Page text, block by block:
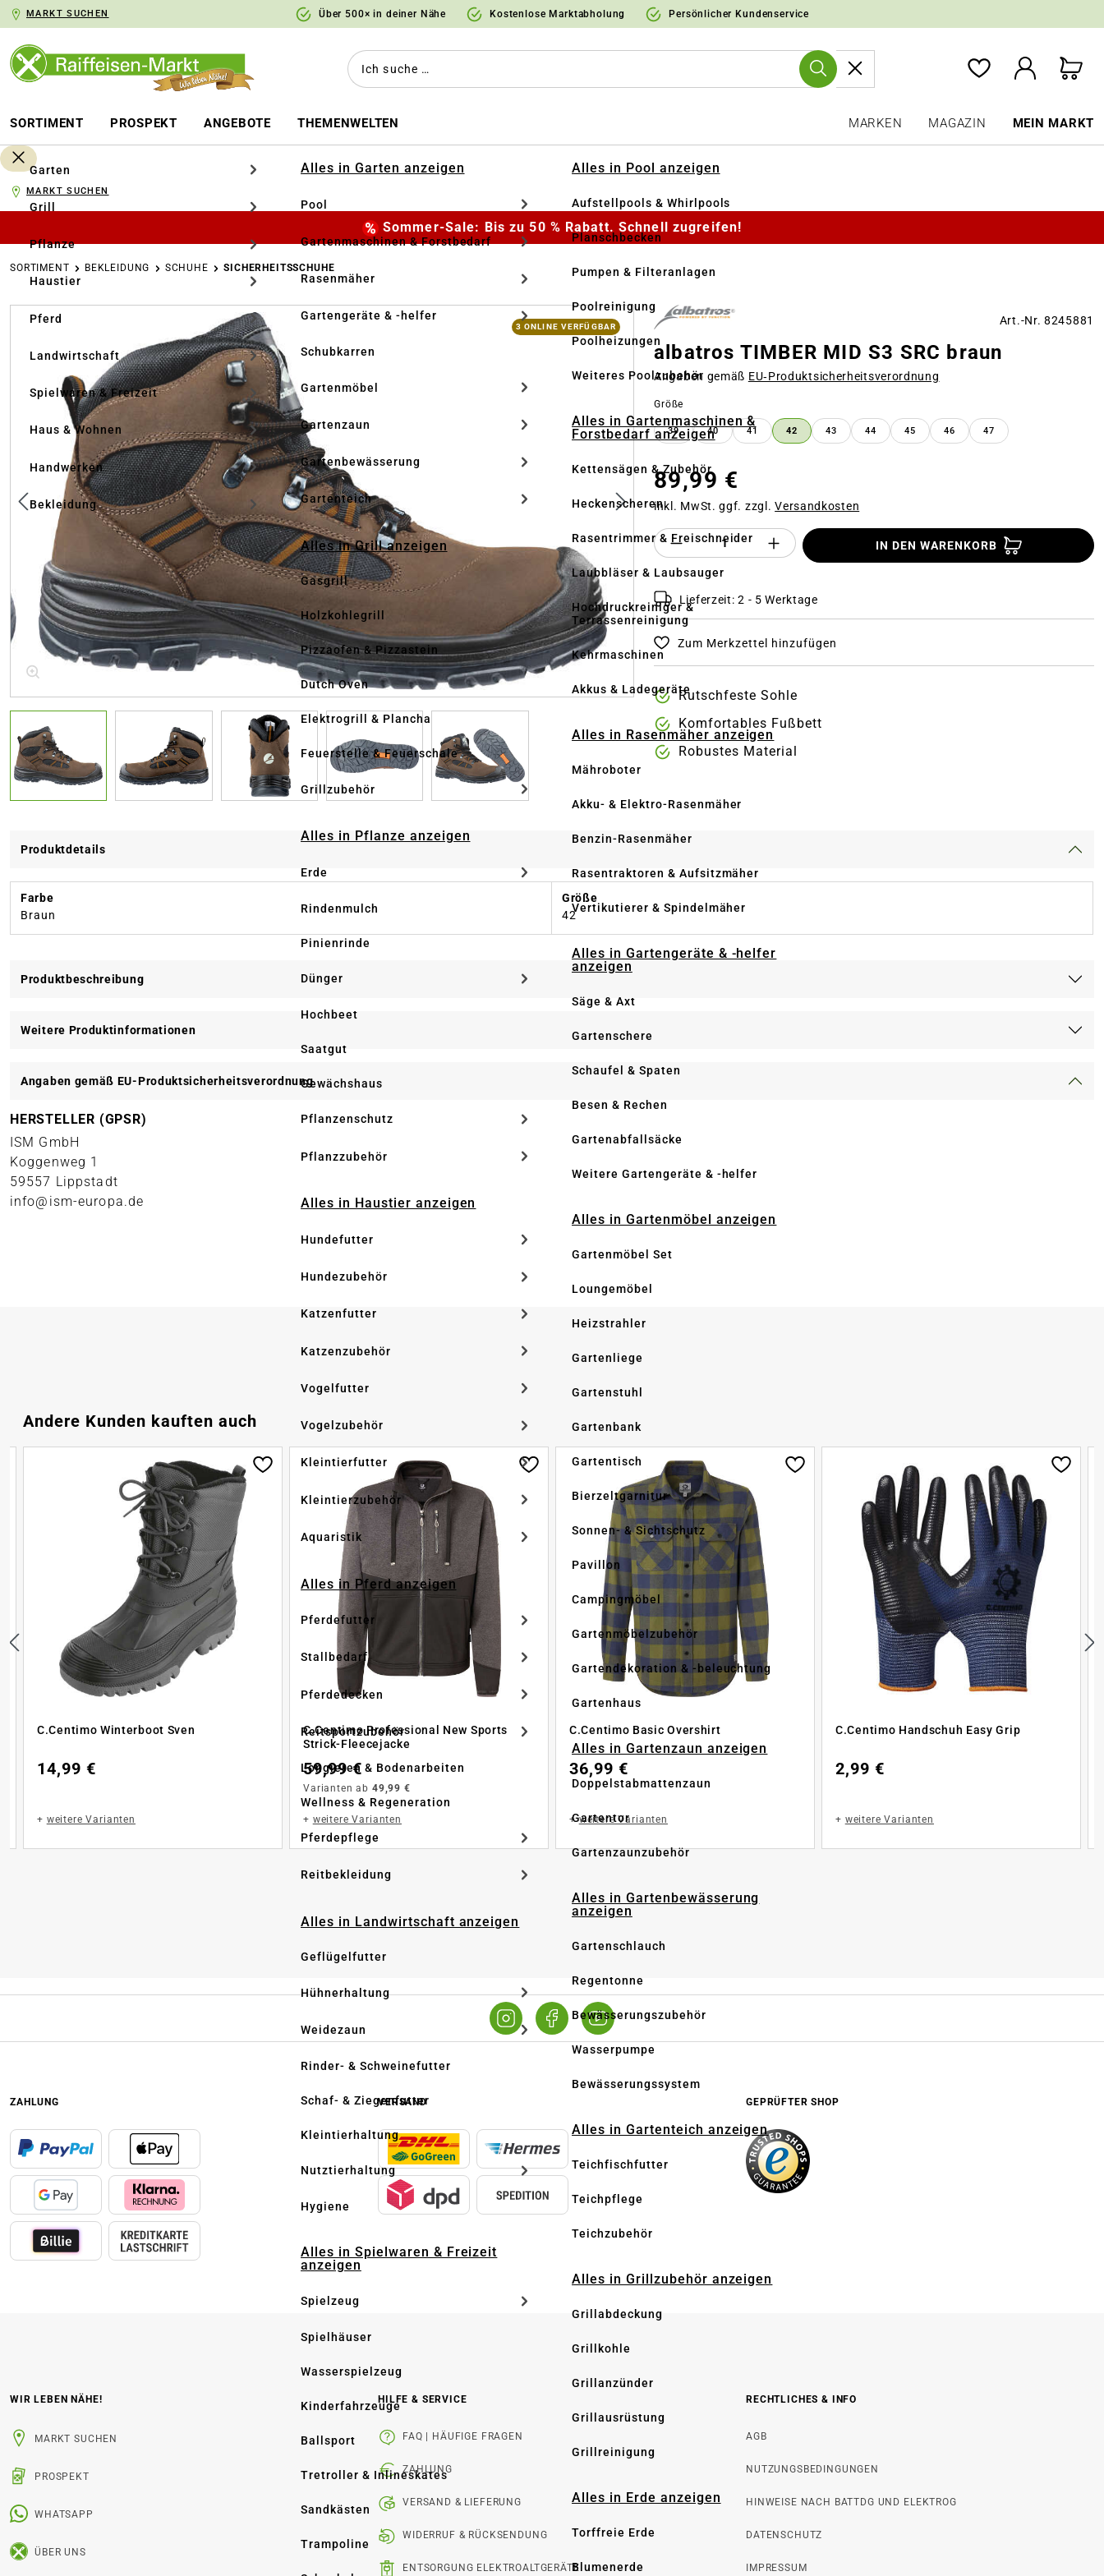
Zur Hauptnavigation springen
MARKT SUCHEN Über 500× in deiner Nähe Kostenlose Marktabholung Persönlicher Kundenservice
SORTIMENT PROSPEKT ANGEBOTE THEMENWELTEN MARKEN MAGAZIN MEIN MARKT
Garten
Grill
Pflanze
Haustier
Pferd
Landwirtschaft
Spielwaren & Freizeit
Haus & Wohnen
Handwerken
Bekleidung
Alles in Garten anzeigen
Pool
Gartenmaschinen & Forstbedarf
Rasenmäher
Gartengeräte & -helfer
Schubkarren
Gartenmöbel
Gartenzaun
Gartenbewässerung
Gartenteich
Alles in Grill anzeigen
Gasgrill
Holzkohlegrill
Pizzaofen & Pizzastein
Dutch Oven
Elektrogrill & Plancha
Feuerstelle & Feuerschale
Grillzubehör
Alles in Pflanze anzeigen
Erde
Rindenmulch
Pinienrinde
Dünger
Hochbeet
Saatgut
Gewächshaus
Pflanzenschutz
Pflanzzubehör
Alles in Haustier anzeigen
Hundefutter
Hundezubehör
Katzenfutter
Katzenzubehör
Vogelfutter
Vogelzubehör
Kleintierfutter
Kleintierzubehör
Aquaristik
Alles in Pferd anzeigen
Pferdefutter
Stallbedarf
Pferdedecken
Reitsportzubehör
Longieren & Bodenarbeiten
Wellness & Regeneration
Pferdepflege
Reitbekleidung
Alles in Landwirtschaft anzeigen
Geflügelfutter
Hühnerhaltung
Weidezaun
Rinder- & Schweinefutter
Schaf- & Ziegenfutter
Kleintierhaltung
Nutztierhaltung
Hygiene
Alles in Spielwaren & Freizeit
anzeigen
Spielzeug
Spielhäuser
Wasserspielzeug
Kinderfahrzeuge
Ballsport
Tretroller & Inlineskates
Sandkästen
Trampoline
Alles in Pool anzeigen
Aufstellpools & Whirlpools
Planschbecken
Pumpen & Filteranlagen
Poolreinigung
Poolheizungen
Weiteres Poolzubehör
Alles in Gartenmaschinen &
Forstbedarf anzeigen
Kettensägen & Zubehör
Heckenscheren
Rasentrimmer & Freischneider
Laubbläser & Laubsauger
Hochdruckreiniger &
Terrassenreinigung
Kehrmaschinen
Akkus & Ladegeräte
Alles in Rasenmäher anzeigen
Mähroboter
Akku- & Elektro-Rasenmäher
Benzin-Rasenmäher
Rasentraktoren & Aufsitzmäher
Vertikutierer & Spindelmäher
Alles in Gartengeräte & -helfer
anzeigen
Säge & Axt
Gartenschere
Schaufel & Spaten
Besen & Rechen
Gartenabfallsäcke
Weitere Gartengeräte & -helfer
Alles in Gartenmöbel anzeigen
Gartenmöbel Set
Loungemöbel
Heizstrahler
Gartenliege
Gartenstuhl
Gartenbank
Gartentisch
Bierzeltgarnitur
Sonnen- & Sichtschutz
Pavillon
Campingmöbel
Gartenmöbelzubehör
Gartendekoration & -beleuchtung
Gartenhaus
Alles in Gartenzaun anzeigen
Doppelstabmattenzaun
Gartentor
Gartenzaunzubehör
Alles in Gartenbewässerung
anzeigen
Gartenschlauch
Regentonne
Bewässerungszubehör
Wasserpumpe
Bewässerungssystem
Alles in Gartenteich anzeigen
Teichfischfutter
Teichpflege
Teichzubehör
Alles in Grillzubehör anzeigen
Grillabdeckung
Grillkohle
Grillanzünder
Grillausrüstung
Grillreinigung
Alles in Erde anzeigen
Torffreie Erde
Blumenerde
MARKT SUCHEN
Sommer-Sale: Bis zu 50 % Rabatt. Schnell zugreifen!
SORTIMENT BEKLEIDUNG SCHUHE SICHERHEITSSCHUHE
Bildergalerie überspringen
3 ONLINE VERFÜGBAR Art.-Nr. 8245881
albatros TIMBER MID S3 SRC braun
Angaben gemäß EU‑Produktsicherheitsverordnung
Größe
39 40 41 42 43 44 45 46 47
89,99 €
inkl. MwSt. ggf. zzgl.Versandkosten
Produkt Anzahl des Produktes "%product%":
IN DEN WARENKORB
Lieferzeit: 2 - 5 Werktage
Zum Merkzettel hinzufügen
Rutschfeste Sohle
Komfortables Fußbett
Robustes Material
Produktdetails
Farbe
Braun
Größe
42
Produktbeschreibung
Weitere Produktinformationen
Angaben gemäß EU-Produktsicherheitsverordnung
HERSTELLER (GPSR)
ISM GmbH
Koggenweg 1
59557 Lippstadt
info@ism-europa.de
Produktgalerie überspringen
Andere Kunden kauften auch
C.Centimo Winterboot Sven
14,99 €
+ weitere Varianten
C.Centimo Professional New Sports
Strick-Fleecejacke
59,99 €
Varianten ab 49,99 €
+ weitere Varianten
C.Centimo Basic Overshirt
36,99 €
+weitere Varianten
C.Centimo Handschuh Easy Grip
2,99 €
+ weitere Varianten
ZAHLUNG VERSAND GEPRÜFTER SHOP
WIR LEBEN NÄHE!
MARKT SUCHEN
PROSPEKT
WHATSAPP
ÜBER UNS
HILFE & SERVICE
FAQ | HÄUFIGE FRAGEN
ZAHLUNG
VERSAND & LIEFERUNG
WIDERRUF & RÜCKSENDUNG
ENTSORGUNG ELEKTROALTGERÄTE
RECHTLICHES & INFO
AGB
NUTZUNGSBEDINGUNGEN
HINWEISE NACH BATTDG UND ELEKTROG
DATENSCHUTZ
IMPRESSUM